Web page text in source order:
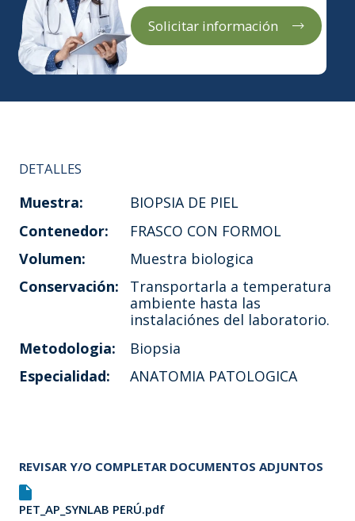
Solicitar información
DETALLES
Muestra:
BIOPSIA DE PIEL
Contenedor:
FRASCO CON FORMOL
Volumen:
Muestra biologica
Conservación:
Transportarla a temperatura
ambiente hasta las
instalaciónes del laboratorio.
Metodologia:
Biopsia
Especialidad:
ANATOMIA PATOLOGICA
REVISAR Y/O COMPLETAR DOCUMENTOS ADJUNTOS
PET_AP_SYNLAB PERÚ.pdf